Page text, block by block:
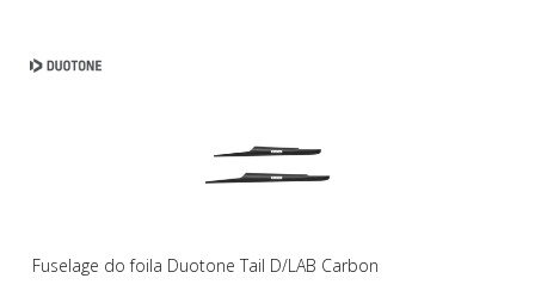
Fuselage do foila Duotone Tail D/LAB Carbon